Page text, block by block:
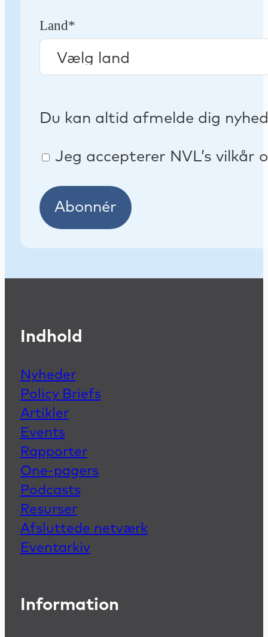
Land*
Du kan altid afmelde dig
Jeg accepterer NVL’s vilkår
Abonnér
Indhold
Nyheder
Policy Briefs
Artikler
Events
Rapporter
One-pagers
Podcasts
Resurser
Afsluttede netværk
Eventarkiv
Information